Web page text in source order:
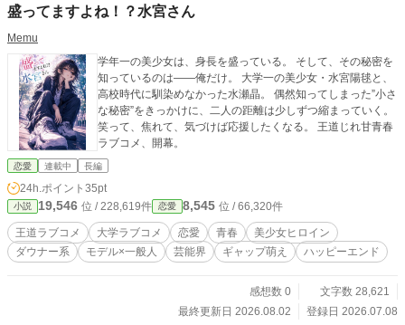
がかすれた朝、佐倉 奏太は、彼にそっと差し出された「ミル
するその距離感に──佐倉の心は少しずつ、ほどけていく。
年上なのに、守られるみたいで、悔しいけどうれしい。 これ
はまだ、恋になる“少し前”の物語。 関西弁とミルクティーに
包まれた、ふたりだけの静かな始まり。 （5月14日より連載
開始）
盛ってますよね！？水宮さん
Memu
学年一の美少女は、身長を盛っている。 そして、その秘密を
知っているのは――俺だけ。 大学一の美少女・水宮陽毬と、
高校時代に馴染めなかった水瀬晶。 偶然知ってしまった”小さ
な秘密”をきっかけに、二人の距離は少しずつ縮まっていく。
笑って、焦れて、気づけば応援したくなる。 王道じれ甘青春
ラブコメ、開幕。
恋愛 連載中 長編
24h.ポイント 35pt
小説 19,546 位 / 228,619件 恋愛 8,545 位 / 66,320件
王道ラブコメ 大学ラブコメ 恋愛 青春
美少女ヒロイン
ダウナー系
モデル×一般人 芸能界 ギャップ萌え ハッピーエンド
感想数 0
文字数 28,621
最終更新日 2026.08.02
登録日 2026.07.08